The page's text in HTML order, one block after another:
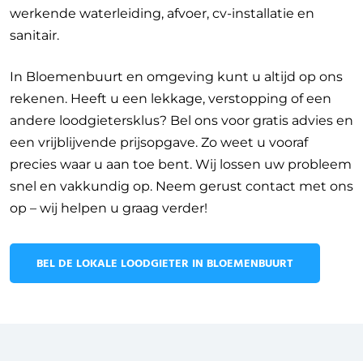
werkende waterleiding, afvoer, cv-installatie en
sanitair.
In Bloemenbuurt en omgeving kunt u altijd op ons
rekenen. Heeft u een lekkage, verstopping of een
andere loodgietersklus? Bel ons voor gratis advies en
een vrijblijvende prijsopgave. Zo weet u vooraf
precies waar u aan toe bent. Wij lossen uw probleem
snel en vakkundig op. Neem gerust contact met ons
op – wij helpen u graag verder!
BEL DE LOKALE LOODGIETER IN BLOEMENBUURT